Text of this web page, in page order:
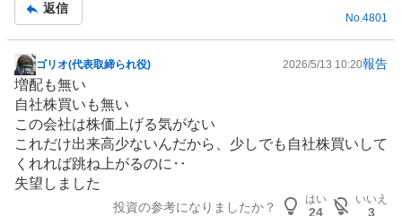
事
返信
No. 4801
掲
示
板
記
事
ゴリオ(代表取締られ役) 2026/5/13 10:20報告
増配も無い
自社株買いも無い
この会社は株価上げる気がない
これだけ出来高少ないんだから、少しでも自社株買いして
くれれば跳ね上がるのに‥
失望しました
投資の参考になりましたか？
はい
24
いいえ
3